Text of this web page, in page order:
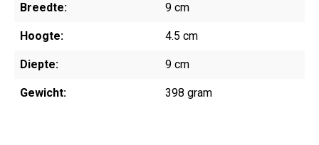
Breedte: 9 cm
Hoogte: 4.5 cm
Diepte: 9 cm
Gewicht: 398 gram